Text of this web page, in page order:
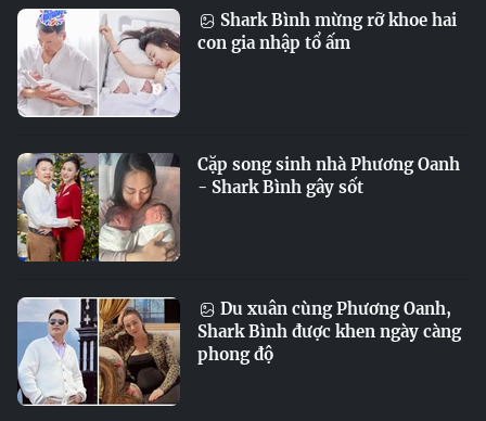
Shark Bình mừng rỡ khoe hai
con gia nhập tổ ấm
Cặp song sinh nhà Phương Oanh
- Shark Bình gây sốt
Du xuân cùng Phương Oanh,
Shark Bình được khen ngày càng
phong độ